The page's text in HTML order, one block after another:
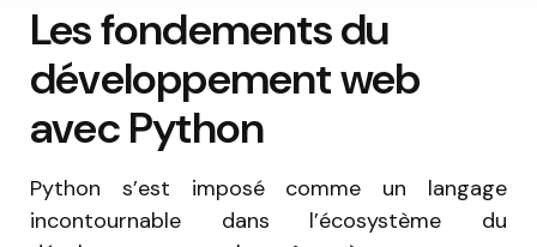
Les fondements du
développement web
avec Python
Python s’est imposé comme un langage
incontournable dans l’écosystème du